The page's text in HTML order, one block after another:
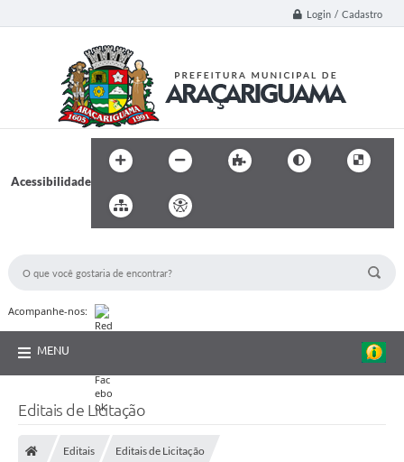
Login / Cadastro
Acessibilidade
Acompanhe-nos:
MENU
Editais de Licitação
Editais Editais de Licitação